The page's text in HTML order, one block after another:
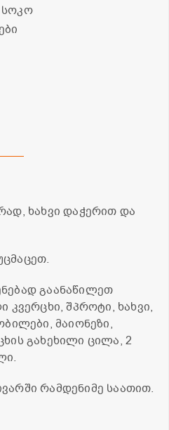
ხახვი დაჭერით და
გაანაწილეთ
კვერცხი, შპროტი, ხახვი,
მაიონეზი,
გახეხილი ცილა, 2
რამდენიმე საათით.